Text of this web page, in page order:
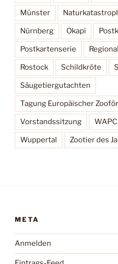
Münster
Nürnberg Okapi
Postkartenserie
Rostock Schildkröte
Säugetiergutachten
Tagung Europäischer
Vorstandssitzung
Wuppertal Zootier des
META
Anmelden